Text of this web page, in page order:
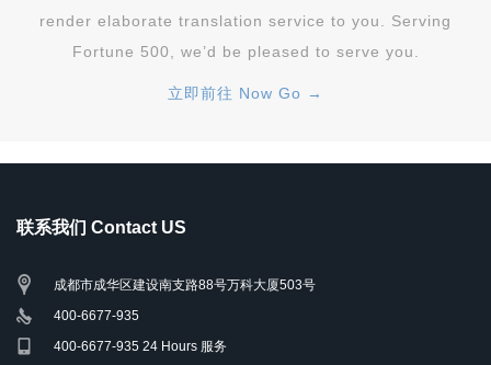
render elaborate translation service to you. Serving
Fortune 500, we’d be pleased to serve you.
立即前往 Now Go →
联系我们 Contact US
成都市成华区建设南支路88号万科大厦503号
400-6677-935
400-6677-935 24 Hours 服务